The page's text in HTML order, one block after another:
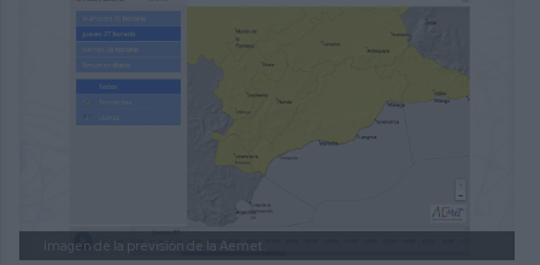
Imagen de la previsión de la Aemet.